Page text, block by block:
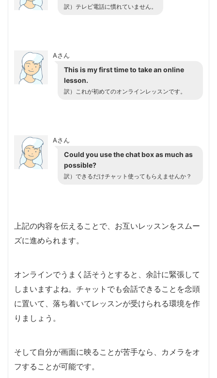
訳）テレビ電話に慣れていません。
Aさん
This is my first time to take an online
lesson.
訳）これが初めてのオンラインレッスンです。
Aさん
Could you use the chat box as much as
possible?
訳）できるだけチャット使ってもらえませんか？
上記の内容を伝えることで、お互いレッスンをスムー
ズに進められます。
オンラインでうまく話そうとすると、余計に緊張して
しまいますよね。チャットでも会話できることを念頭
に置いて、落ち着いてレッスンが受けられる環境を作
りましょう。
そして自分が画面に映ることが苦手なら、カメラをオ
フすることが可能です。